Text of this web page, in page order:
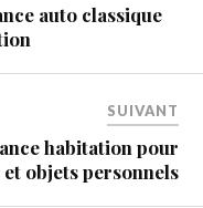
auto classique
SUIVANT
habitation pour
objets personnels